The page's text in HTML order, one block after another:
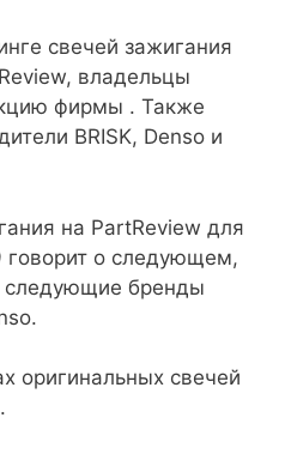
свечей зажигания
владельцы
фирмы . Также
BRISK, Denso и
на PartReview для
говорит о следующем,
следующие бренды
оригинальных свечей